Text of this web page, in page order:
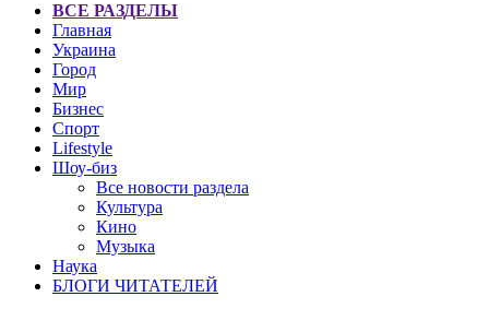
ВСЕ РАЗДЕЛЫ
Главная
Украина
Город
Мир
Бизнес
Спорт
Lifestyle
Шоу-биз
Все новости раздела
Культура
Кино
Музыка
Наука
БЛОГИ ЧИТАТЕЛЕЙ